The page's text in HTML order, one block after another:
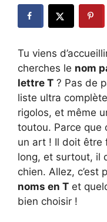
Tu viens
cherches le nom
lettre T ? Pas de
liste ultra
rigolos, et même
toutou. Parce que
un art ! Il doit être
long, et surtout, il
chien. Allez, c’est
noms en T et
bien choisir !